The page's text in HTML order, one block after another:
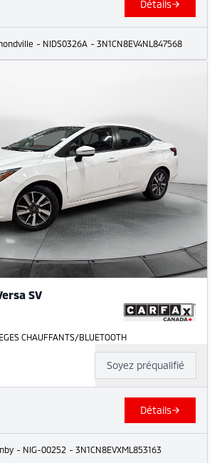
Détails
- NIDS0326A - 3N1CN8EV4NL847568
SV
CHAUFFANTS/BLUETOOTH
Soyez préqualifié
Détails
- NIG-00252 - 3N1CN8EVXML853163